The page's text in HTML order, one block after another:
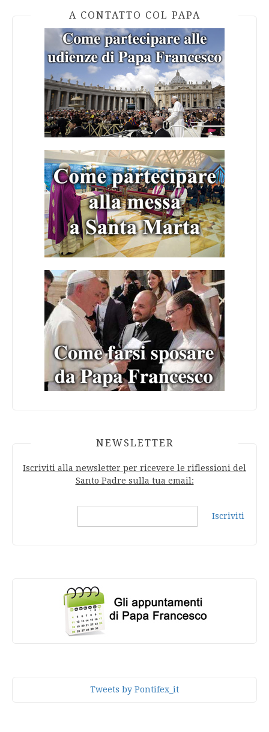
A CONTATTO COL PAPA
NEWSLETTER
Iscriviti alla newsletter per ricevere le riflessioni del
Santo Padre sulla tua email:
Iscriviti
Tweets by Pontifex_it